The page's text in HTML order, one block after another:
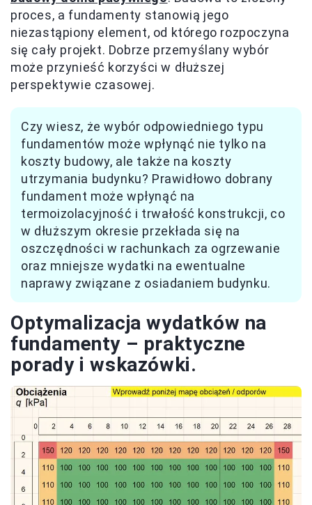
proces, a fundamenty stanowią jego
niezastąpiony element, od którego rozpoczyna
się cały projekt. Dobrze przemyślany wybór
może przynieść korzyści w dłuższej
perspektywie czasowej.
Czy wiesz, że wybór odpowiedniego typu
fundamentów może wpłynąć nie tylko na
koszty budowy, ale także na koszty
utrzymania budynku? Prawidłowo dobrany
fundament może wpłynąć na
termoizolacyjność i trwałość konstrukcji, co
w dłuższym okresie przekłada się na
oszczędności w rachunkach za ogrzewanie
oraz mniejsze wydatki na ewentualne
naprawy związane z osiadaniem budynku.
Optymalizacja wydatków na
fundamenty – praktyczne
porady i wskazówki.